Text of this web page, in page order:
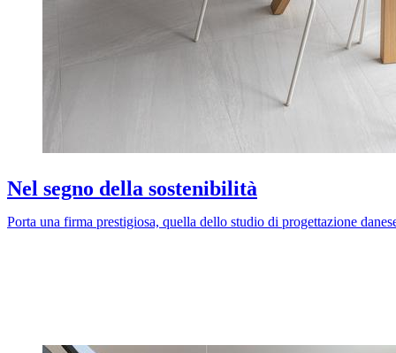
Nel segno della sostenibilità
Porta una firma prestigiosa, quella dello studio di progettazione